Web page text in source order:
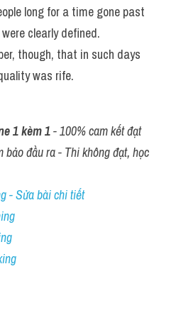
long for a time gone past
clearly defined.
though, that in such days
was rife.
1 kèm 1 - 100% cam kết đạt
đầu ra - Thi không đạt, học
- Sửa bài chi tiết